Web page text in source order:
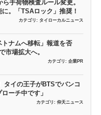
手荷物検査ルール変更。
。「TSAロック」推奨！
カテゴリ: タイローカルニュース
ナムへ移転」報道を否
市場拡大へ。
カテゴリ: 企業PR
タイの王子がBTSでバンコ
ーチ中です」
カテゴリ: 仰天ニュース